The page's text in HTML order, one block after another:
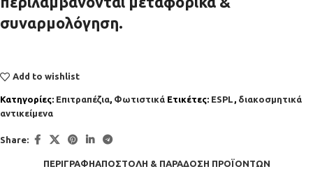
συναρμολόγηση.
Add to wishlist
Κατηγορίες: Επιτραπέζια Φωτιστικά Ετικέτες: ESPL
διακοσμητικά
αντικείμενα
Share:
ΠΕΡΙΓΡΑΦΉΑΠΟΣΤΟΛΉ & ΠΑΡΆΔΟΣΗ ΠΡΟΪΌΝΤΩΝ